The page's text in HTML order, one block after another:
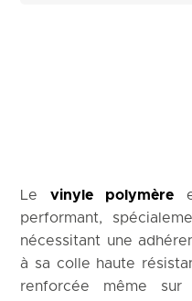
Levinyle polymère
performant,
nécessitant une
à sa colle haute
renforcée même sur